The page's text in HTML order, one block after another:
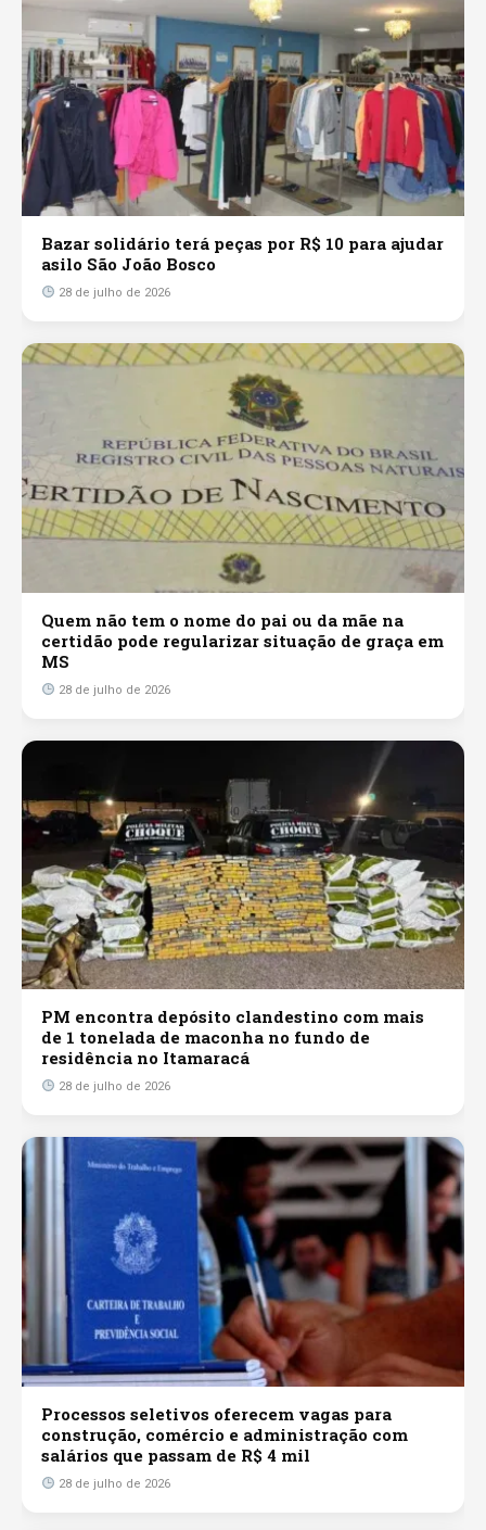
Bazar solidário terá peças por R$ 10 para ajudar
asilo São João Bosco
28 de julho de 2026
Quem não tem o nome do pai ou da mãe na
certidão pode regularizar situação de graça em
MS
28 de julho de 2026
PM encontra depósito clandestino com mais
de 1 tonelada de maconha no fundo de
residência no Itamaracá
28 de julho de 2026
Processos seletivos oferecem vagas para
construção, comércio e administração com
salários que passam de R$ 4 mil
28 de julho de 2026